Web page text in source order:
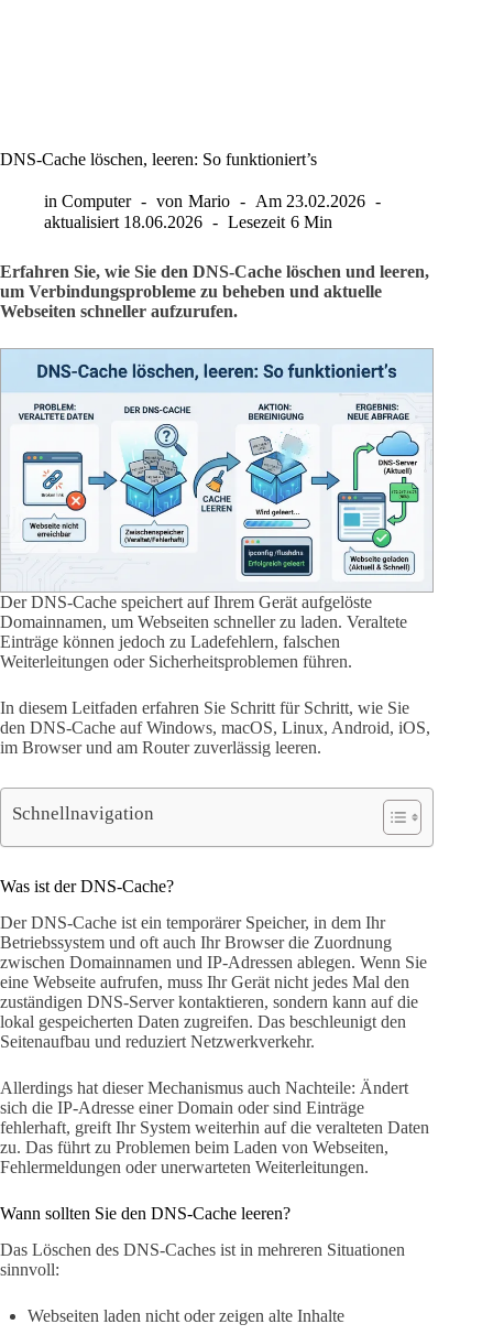
DNS-Cache löschen, leeren: So funktioniert’s
in Computer von Mario Am 23.02.2026
aktualisiert 18.06.2026 Lesezeit 6 Min
Erfahren Sie, wie Sie den DNS-Cache löschen und leeren,
um Verbindungsprobleme zu beheben und aktuelle
Webseiten schneller aufzurufen.
Der DNS-Cache speichert auf Ihrem Gerät aufgelöste
Domainnamen, um Webseiten schneller zu laden. Veraltete
Einträge können jedoch zu Ladefehlern, falschen
Weiterleitungen oder Sicherheitsproblemen führen.
In diesem Leitfaden erfahren Sie Schritt für Schritt, wie Sie
den DNS-Cache auf Windows, macOS, Linux, Android, iOS,
im Browser und am Router zuverlässig leeren.
Schnellnavigation
Was ist der DNS-Cache?
Der DNS-Cache ist ein temporärer Speicher, in dem Ihr
Betriebssystem und oft auch Ihr Browser die Zuordnung
zwischen Domainnamen und IP-Adressen ablegen. Wenn Sie
eine Webseite aufrufen, muss Ihr Gerät nicht jedes Mal den
zuständigen DNS-Server kontaktieren, sondern kann auf die
lokal gespeicherten Daten zugreifen. Das beschleunigt den
Seitenaufbau und reduziert Netzwerkverkehr.
Allerdings hat dieser Mechanismus auch Nachteile: Ändert
sich die IP-Adresse einer Domain oder sind Einträge
fehlerhaft, greift Ihr System weiterhin auf die veralteten Daten
zu. Das führt zu Problemen beim Laden von Webseiten,
Fehlermeldungen oder unerwarteten Weiterleitungen.
Wann sollten Sie den DNS-Cache leeren?
Das Löschen des DNS-Caches ist in mehreren Situationen
sinnvoll:
Webseiten laden nicht oder zeigen alte Inhalte